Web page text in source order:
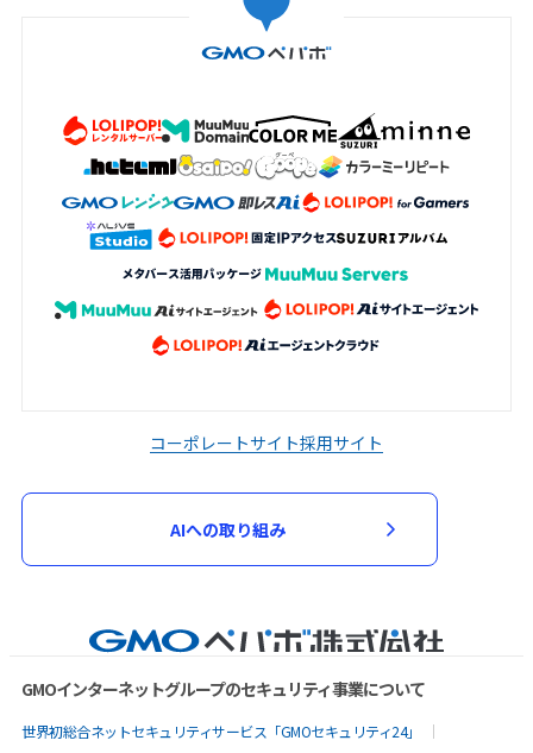
コーポレートサイト採用サイト
AIへの取り組み
GMOインターネットグループのセキュリティ事業について
世界初総合ネットセキュリティサービス「GMOセキュリティ24」